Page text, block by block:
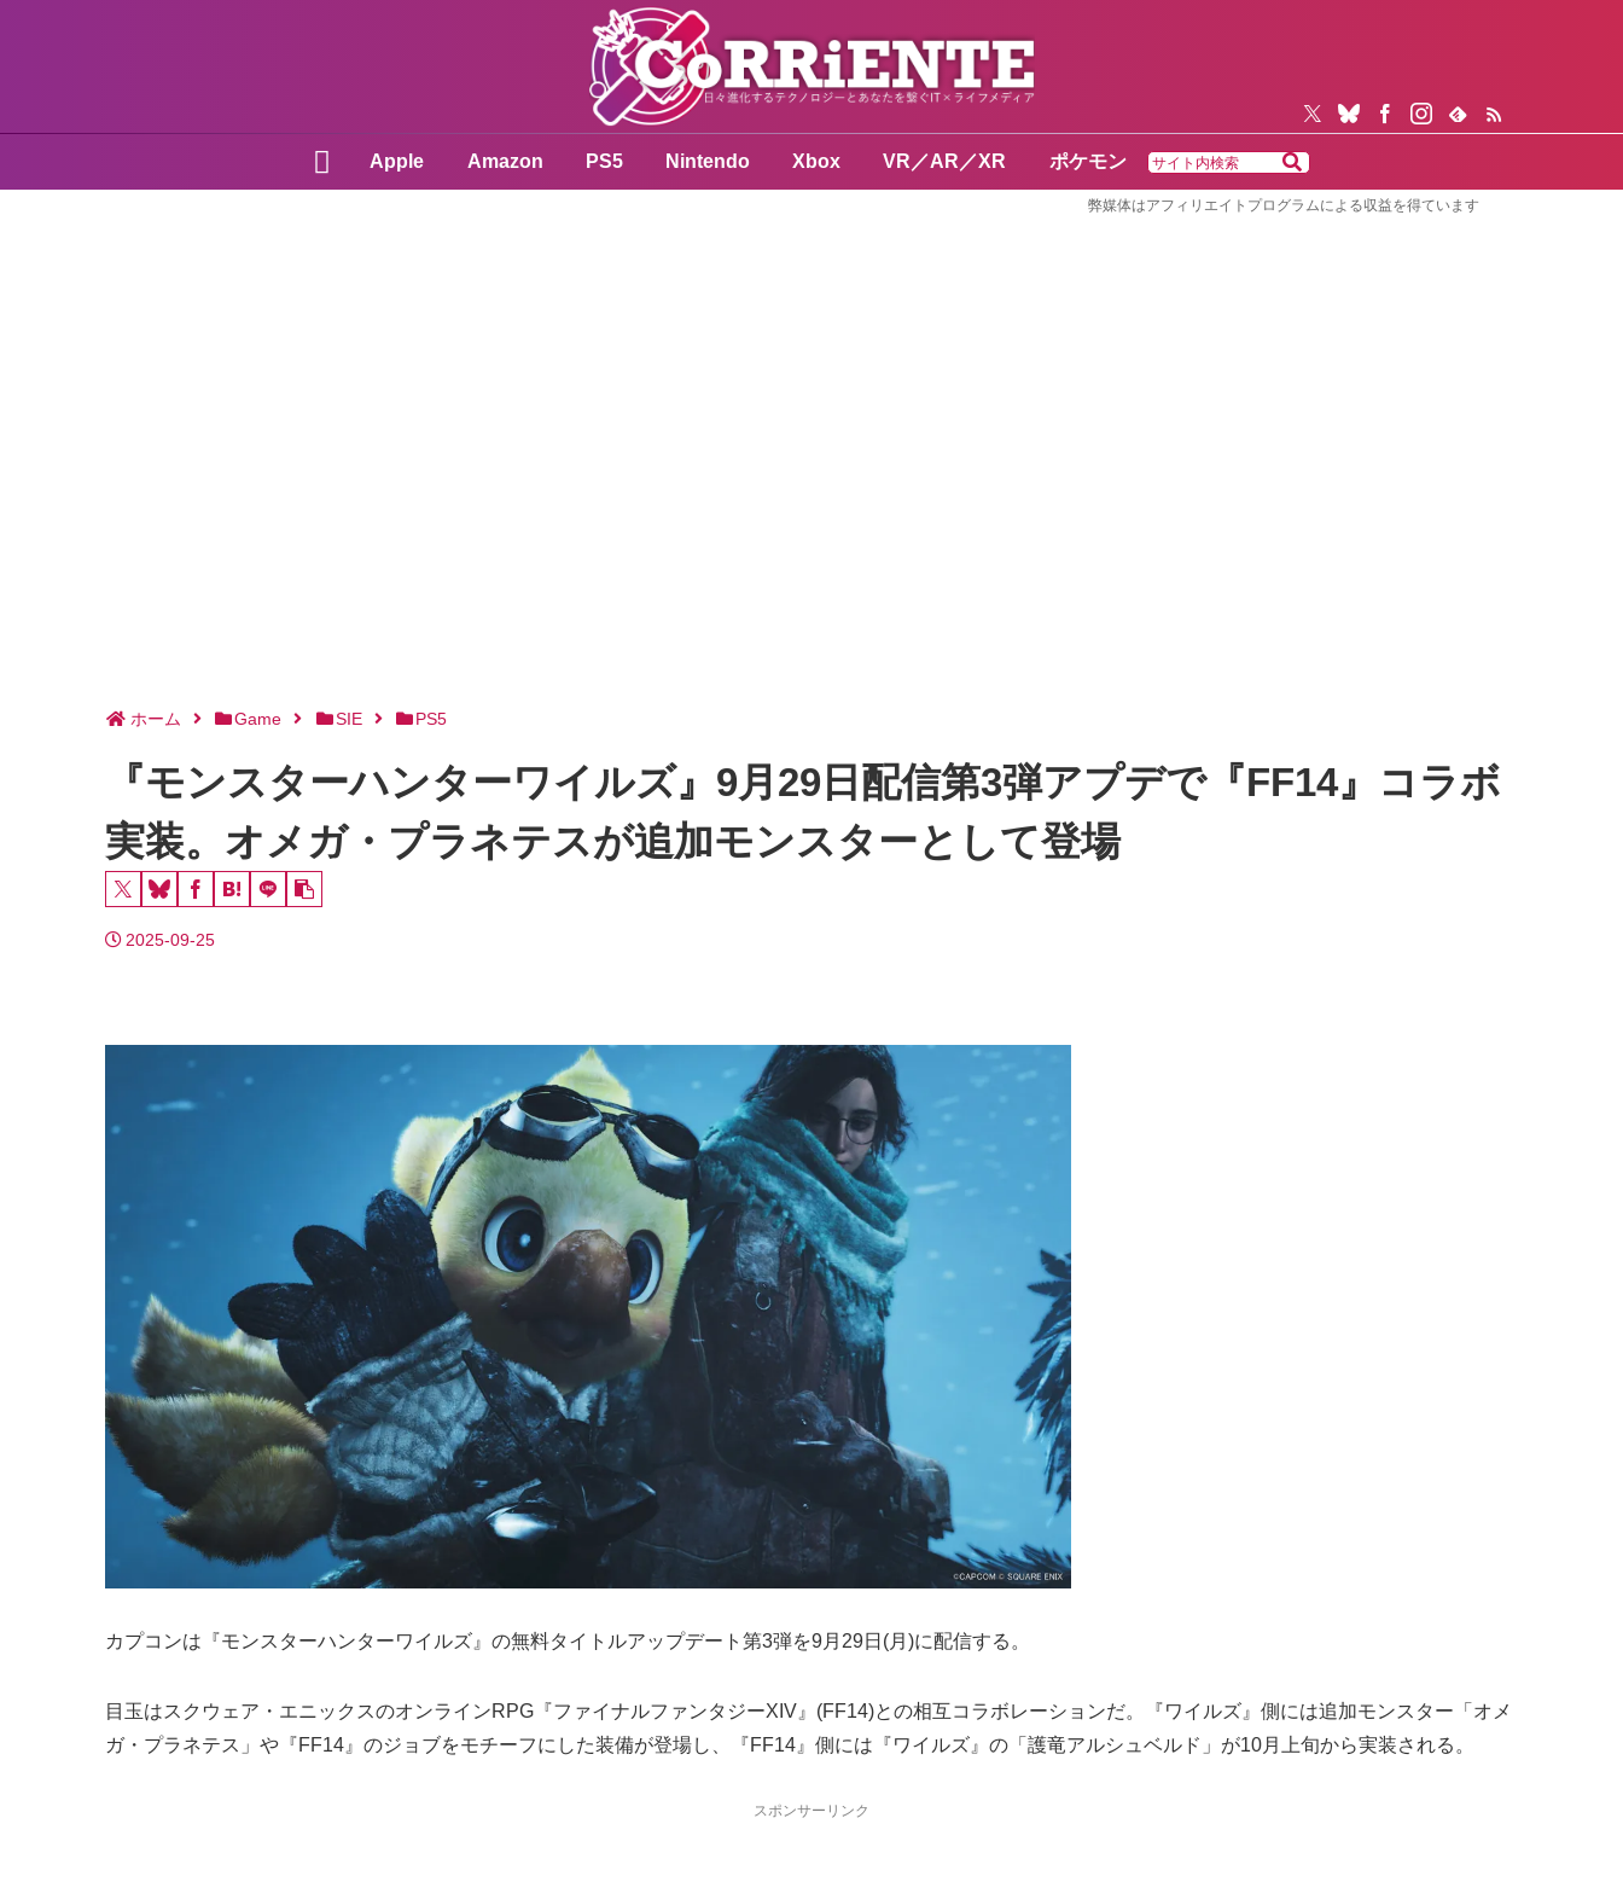
Apple Amazon PS5 Nintendo Xbox VR／AR／XR ポケモン
弊媒体はアフィリエイトプログラムによる収益を得ています
ホーム Game SIE PS5
『モンスターハンターワイルズ』9月29日配信第3弾アプデで『FF14』コラボ
実装。オメガ・プラネテスが追加モンスターとして登場
2025-09-25
カプコンは『モンスターハンターワイルズ』の無料タイトルアップデート第3弾を9月29日(月)に配信する。
目玉はスクウェア・エニックスのオンラインRPG『ファイナルファンタジーXIV』(FF14)との相互コラボレーションだ。『ワイルズ』側には追加モンスター「オメ
ガ・プラネテス」や『FF14』のジョブをモチーフにした装備が登場し、『FF14』側には『ワイルズ』の「護竜アルシュベルド」が10月上旬から実装される。
スポンサーリンク